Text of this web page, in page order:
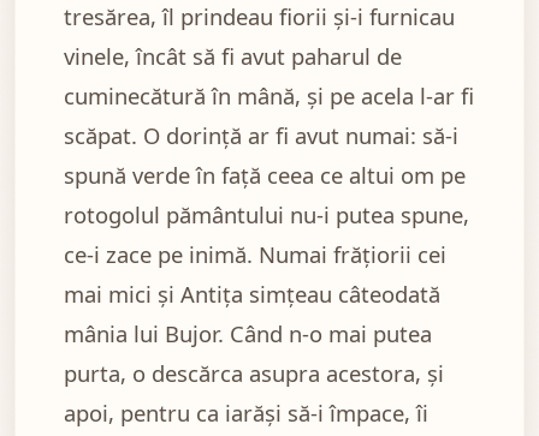
tresărea, îl prindeau fiorii și-i furnicau
vinele, încât să fi avut paharul de
cuminecătură în mână, și pe acela l-ar fi
scăpat. O dorință ar fi avut numai: să-i
spună verde în față ceea ce altui om pe
rotogolul pământului nu-i putea spune,
ce-i zace pe inimă. Numai frățiorii cei
mai mici și Antița simțeau câteodată
mânia lui Bujor. Când n-o mai putea
purta, o descărca asupra acestora, și
apoi, pentru ca iarăși să-i împace, îi